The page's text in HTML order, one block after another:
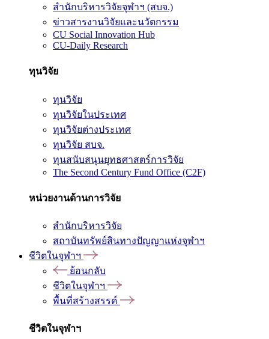
สำนักบริหารวิจัยจุฬาฯ (สบจ.)
ข่าวสารงานวิจัยและนวัตกรรม
CU Social Innovation Hub
CU-Daily Research
ทุนวิจัย
ทุนวิจัย
ทุนวิจัยในประเทศ
ทุนวิจัยต่างประเทศ
ทุนวิจัย สบจ.
ทุนสนับสนุนยุทธศาสตร์การวิจัย
The Second Century Fund Office (C2F)
หน่วยงานด้านการวิจัย
สำนักบริหารวิจัย
สถาบันทรัพย์สินทางปัญญาแห่งจุฬาฯ
ชีวิตในจุฬาฯ
ย้อนกลับ
ชีวิตในจุฬาฯ
พื้นที่สร้างสรรค์
ชีวิตในจุฬาฯ